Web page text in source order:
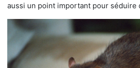
aussi un point important pour séduire